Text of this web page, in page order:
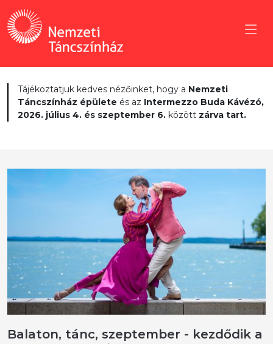
Tájékoztatjuk kedves nézőinket, hogy a Nemzeti
Táncszínház épülete és az Intermezzo Buda Kávézó,
2026. július 4. és szeptember 6. között zárva tart.
Balaton, tánc, szeptember - kezdődik a